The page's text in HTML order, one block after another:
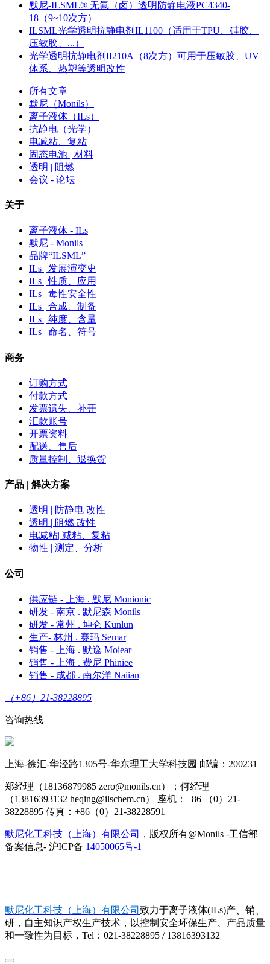
默尼-ILSML® 无氟（卤）透明防静电液PC4340-
18（9~10次方）
ILSML光学透明抗静电剂IL1100（适用于TPU、硅胶、
压敏胶、...）
光学透明抗静电剂II210A（8次方）可用于压敏胶、UV
体系、热塑等透明改性
所有文章
默尼（Monils）
离子液体（ILs）
抗静电（光学）
电减粘、复粘
固态电池 | 材料
透明 | 阻燃
会议 - 论坛
关于
离子液体 - ILs
默尼 - Monils
品牌“ILSML”
ILs | 发展演变史
ILs | 性质、应用
ILs | 毒性安全性
ILs | 合成、制备
ILs | 纯度、含量
ILs | 命名、符号
商务
订购方式
付款方式
发票遗失、补开
汇款账号
开票资料
配送、售后
质量控制、退换货
产品 | 解决方案
透明 | 防静电 改性
透明 | 阻燃 改性
电减粘| 减粘、复粘
物性 | 测定、分析
公司
供应链 - 上海 . 默尼 Monionic
研发 - 南京 . 默尼森 Monils
研发 - 常州 . 坤仑 Kunlun
生产- 林州 . 赛玛 Semar
销售 - 上海 . 默逸 Moiear
销售 - 上海 . 费尼 Phiniee
销售 - 成都 . 南尔洋 Naiian
（+86）21-38228895
咨询热线
上海-徐汇-华泾路1305号-华东理工大学科技园 邮编：200231
郑经理（18136879985 zero@monils.cn）；何经理
（13816393132 heqing@ilschem.cn） 座机：+86 （0）21-
38228895 传真：+86（0）21-38228591
默尼化工科技（上海）有限公司
，版权所有@Monils -工信部
备案信息- 沪ICP备 14050065号-1
默尼化工科技（上海）有限公司 致力于离子液体(ILs)产、销、
研，自主知识产权生产技术，以控制安全环保生产、产品质量
和一致性为目标，Tel：021-38228895 / 13816393132